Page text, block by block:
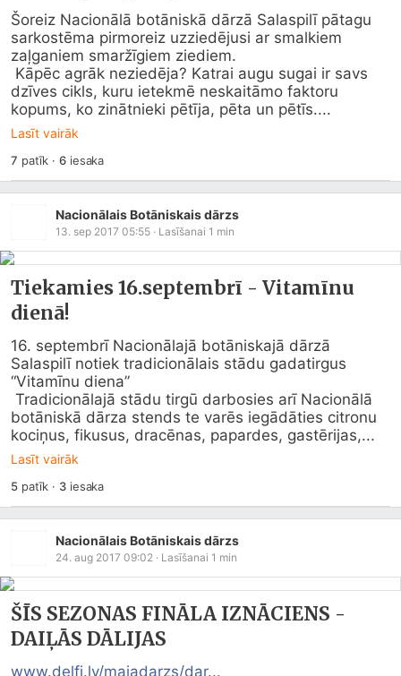
Šoreiz Nacionālā botāniskā dārzā Salaspilī pātagu
sarkostēma pirmoreiz uzziedējusi ar smalkiem
zaļganiem smaržīgiem ziediem.
dzīves cikls, kuru ietekmē neskaitāmo faktoru
kopums, ko zinātnieki pētīja, pēta un pētīs....
Lasīt vairāk
7 patīk ·6iesaka
Nacionālais Botāniskais dārzs
13. sep 2017 05:55 · Lasīšanai 1 min
Tiekamies 16.septembrī - Vitamīnu
dienā!
16. septembrī Nacionālajā botāniskajā dārzā
Salaspilī notiek tradicionālais stādu gadatirgus
“Vitamīnu diena”
botāniskā dārza stends te varēs iegādāties citronu
kociņus, fikusus, dracēnas, papardes, gastērijas,...
Lasīt vairāk
5patīk · 3iesaka
Nacionālais Botāniskais dārzs
24. aug 2017 09:02 · Lasīšanai 1 min
ŠĪS SEZONAS FINĀLA IZNĀCIENS -
DAIĻĀS DĀLIJAS
www.delfi.lv/majadarzs/dar...